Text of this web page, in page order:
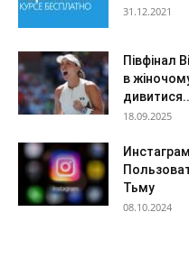
31.12.2021
Півфінал
в
18.09.2025
Тьму
08.10.2024